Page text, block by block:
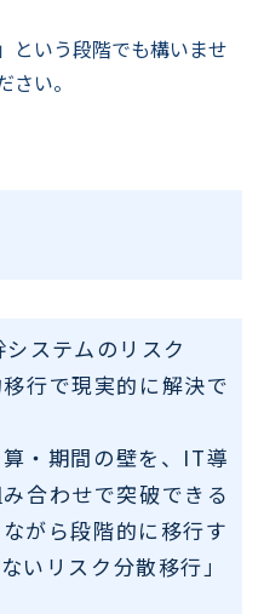
という段階でも構いませ
い。
ステムのリスク
行で現実的に解決で
・期間の壁を、IT導
合わせで突破できる
がら段階的に移行す
いリスク分散移行」